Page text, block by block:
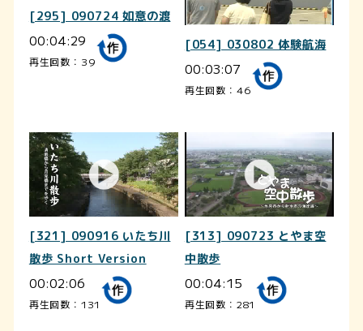
[295] 090724 如意の渡
00:04:29
再生回数：39
[054] 030802 体験航海
00:03:07
再生回数：46
[321] 090916 いたち川
散歩 Short Version
00:02:06
再生回数：131
[313] 090723 とやま空
中散歩
00:04:15
再生回数：281